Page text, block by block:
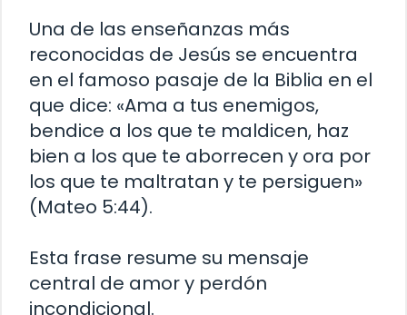
Una de las enseñanzas más
reconocidas de Jesús se encuentra
en el famoso pasaje de la Biblia en el
que dice: «Ama a tus enemigos,
bendice a los que te maldicen, haz
bien a los que te aborrecen y ora por
los que te maltratan y te persiguen»
(Mateo 5:44).
Esta frase resume su mensaje
central de amor y perdón
incondicional.